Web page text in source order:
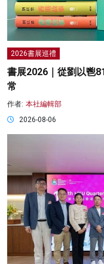
2026書展巡禮
書展2026｜從劉以鬯
常
作者: 本社編輯部
2026-08-06